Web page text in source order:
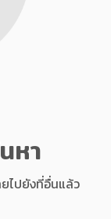
หา
ไปยังที่อื่นแล้ว